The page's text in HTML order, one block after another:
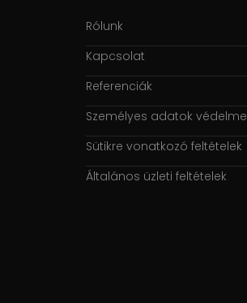
Rólunk
Kapcsolat
Referenciák
Személyes adatok védelme
Sütikre vonatkozó feltételek
Általános üzleti feltételek